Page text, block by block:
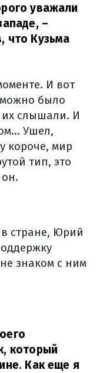
уважали
–
что Кузьма
И вот
было
их слышали. И
Ушел,
короче, мир
тип, это
стране, Юрий
знаком с ним
который
Как еще я